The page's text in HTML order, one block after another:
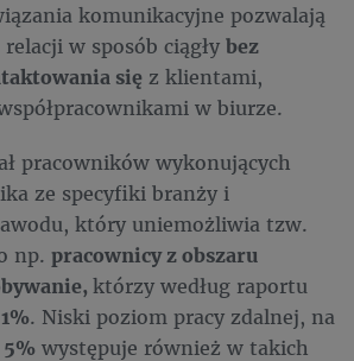
komunikacyjne pozwalają
w sposób ciągły bez
się z klientami,
w biurze.
pracowników wykonujących
ze specyfiki branży i
który uniemożliwia tzw.
np. pracownicy z obszaru
którzy według raportu
. Niski poziom pracy zdalnej, na
występuje również w takich